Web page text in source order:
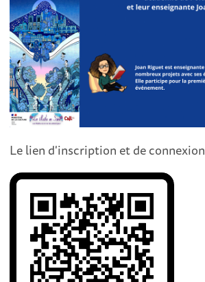
Le lien d'inscription et de connexion